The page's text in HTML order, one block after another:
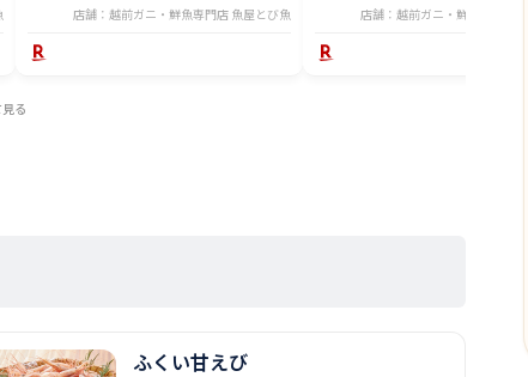
店舗：越前ガニ・鮮魚専門店 魚屋とび魚 店舗：越前ガニ・鮮魚専門店 魚
る
ふくい甘えび